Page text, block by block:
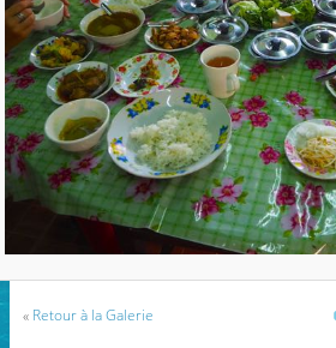
« Retour à la Galerie